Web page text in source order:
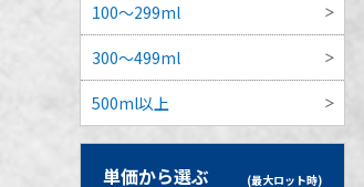
100～299ml
300～499ml
500ml以上
単価から選ぶ (最大ロット時)